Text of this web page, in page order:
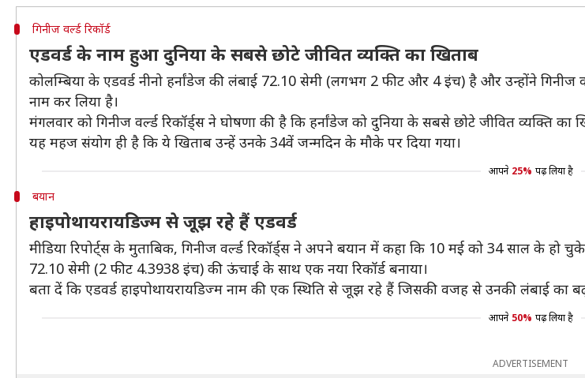
गिनीज वर्ल्ड रिकॉर्ड
एडवर्ड के नाम हुआ दुनिया के सबसे छोटे जीवित व्यक्ति का खिताब
कोलम्बिया के एडवर्ड नीनो हर्नांडेज की लंबाई 72.10 सेमी (लगभग 2 फीट और 4 इंच) है और उन्होंने
नाम कर लिया है।
मंगलवार को गिनीज वर्ल्ड रिकॉर्ड्स ने घोषणा की है कि हर्नांडेज को दुनिया के सबसे छोटे जीवित व्यक्ति का
यह महज संयोग ही है कि ये खिताब उन्हें उनके 34वें जन्मदिन के मौके पर दिया गया।
आपने 25% पढ़ लिया है
बयान
हाइपोथायरायडिज्म से जूझ रहे हैं एडवर्ड
मीडिया रिपोर्ट्स के मुताबिक, गिनीज वर्ल्ड रिकॉर्ड्स ने अपने बयान में कहा कि 10 मई को 34 साल के
72.10 सेमी (2 फीट 4.3938 इंच) की ऊंचाई के साथ एक नया रिकॉर्ड बनाया।
बता दें कि एडवर्ड हाइपोथायरायडिज्म नाम की एक स्थिति से जूझ रहे हैं जिसकी वजह से उनकी लंबाई का
आपने 50% पढ़ लिया है
ADVERTISEMENT